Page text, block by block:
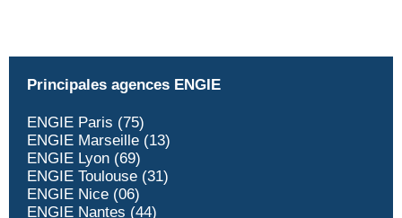
Principales agences ENGIE
ENGIE Paris (75)
ENGIE Marseille (13)
ENGIE Lyon (69)
ENGIE Toulouse (31)
ENGIE Nice (06)
ENGIE Nantes (44)